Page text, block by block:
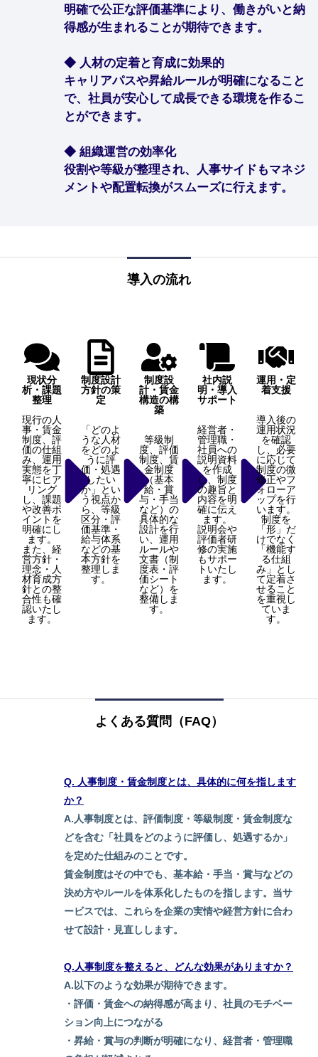
明確で公正な評価基準により、働きがいと納
得感が生まれることが期待できます。
◆ 人材の定着と育成に効果的
キャリアパスや昇給ルールが明確になること
で、社員が安心して成長できる環境を作るこ
とができます。
◆ 組織運営の効率化
役割や等級が整理され、人事サイドもマネジ
メントや配置転換がスムーズに行えます。
導入の流れ
現状分
析・課題
整理
現行の人
事・賃金
制度、評
価の仕組
み、運用
実態を丁
寧にヒア
リング
し、課題
や改善ポ
イントを
明確にし
ます。
また、経
営方針・
理念・人
材育成方
針との整
合性も確
認いたし
ます。
制度設計
方針の策
定
「どのよ
うな人材
をどのよ
うに評
価・処遇
したい
か」とい
う視点か
ら、等級
区分・評
価基準・
給与体系
などの基
本方針を
整理しま
す。
制度設
計・賃金
構造の構
築
等級制
度、評価
制度、賃
金制度
（基本
給・賞
与・手当
など）の
具体的な
設計を行
い、運用
ルールや
文書（制
度表・評
価シート
など）を
整備しま
す。
社内説
明・導入
サポート
経営者・
管理職・
社員への
説明資料
を作成
し、制度
の趣旨と
内容を明
確に伝え
ます。
説明会や
評価者研
修の実施
もサポー
トいたし
ます。
運用・定
着支援
導入後の
運用状況
を確認
し、必要
に応じて
制度の微
修正やフ
ォローア
ップを行
います。
制度を
「形」だ
けでなく
「機能す
る仕組
み」とし
て定着さ
せること
を重視し
ていま
す。
よくある質問（FAQ）
Q. 人事制度・賃金制度とは、具体的に何を指します
か？
A.人事制度とは、評価制度・等級制度・賃金制度な
どを含む「社員をどのように評価し、処遇するか」
を定めた仕組みのことです。
賃金制度はその中でも、基本給・手当・賞与などの
決め方やルールを体系化したものを指します。当サ
ービスでは、これらを企業の実情や経営方針に合わ
せて設計・見直しします。
Q.人事制度を整えると、どんな効果がありますか？
A.以下のような効果が期待できます。
・評価・賃金への納得感が高まり、社員のモチベー
ション向上につながる
・昇給・賞与の判断が明確になり、経営者・管理職